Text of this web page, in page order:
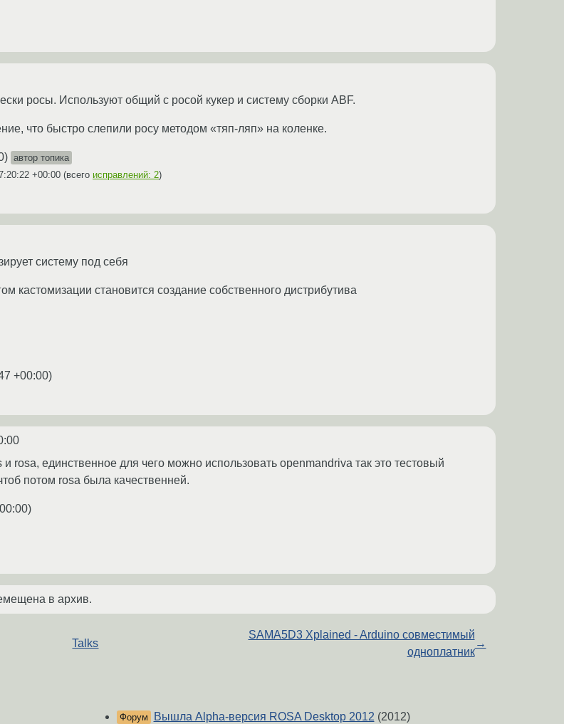
росы. Используют общий с росой кукер и систему сборки ABF.
что быстро слепили росу методом «тяп-ляп» на коленке.
) автор топика
+00:00 (всего исправлений: 2)
систему под себя
кастомизации становится создание собственного дистрибутива
+00:00)
rosa, единственное для чего можно использовать openmandriva так это тестовый
потом rosa была качественней.
)
в архив.
Talks
SAMA5D3 Xplained - Arduino совместимый
одноплатник
→
Форум Вышла Alpha-версия ROSA Desktop 2012 (2012)